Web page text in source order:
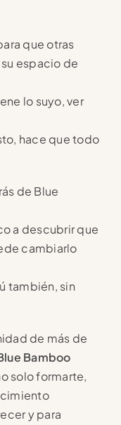
que otras
espacio de
lo suyo, ver
hace que todo
de Blue
a descubrir que
cambiarlo
también, sin
de más de
Bamboo
solo formarte,
y para